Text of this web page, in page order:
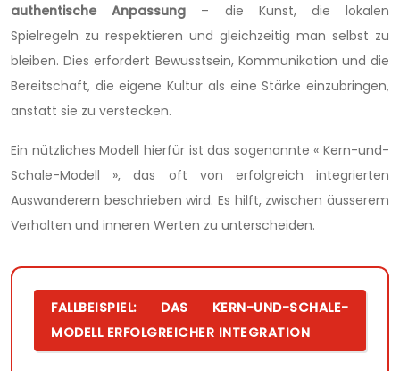
authentische Anpassung – die Kunst, die lokalen
Spielregeln zu respektieren und gleichzeitig man selbst zu
bleiben. Dies erfordert Bewusstsein, Kommunikation und die
Bereitschaft, die eigene Kultur als eine Stärke einzubringen,
anstatt sie zu verstecken.
Ein nützliches Modell hierfür ist das sogenannte « Kern-und-
Schale-Modell », das oft von erfolgreich integrierten
Auswanderern beschrieben wird. Es hilft, zwischen äusserem
Verhalten und inneren Werten zu unterscheiden.
FALLBEISPIEL: DAS KERN-UND-SCHALE-
MODELL ERFOLGREICHER INTEGRATION